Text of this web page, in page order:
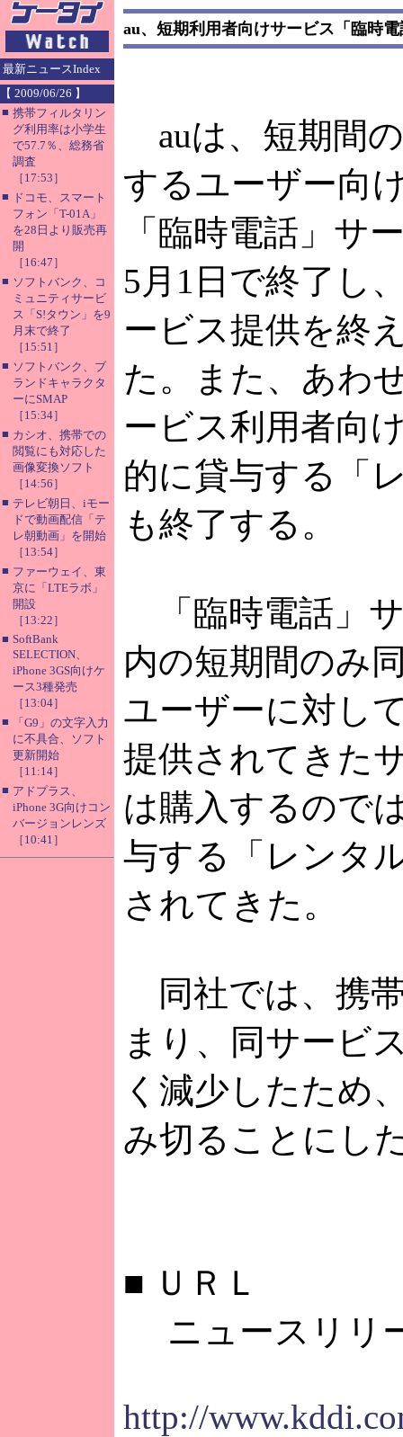
最新ニュースIndex
【 2009/06/26 】
■ 携帯フィルタリン
グ利用率は小学生
で57.7％、総務省
調査
［17:53］
■ ドコモ、スマート
フォン「T-01A」
を28日より販売再
開
［16:47］
■ ソフトバンク、コ
ミュニティサービ
ス「S!タウン」を9
月末で終了
［15:51］
■ ソフトバンク、ブ
ランドキャラクタ
ーにSMAP
［15:34］
■ カシオ、携帯での
閲覧にも対応した
画像変換ソフト
［14:56］
■ テレビ朝日、iモー
ドで動画配信「テ
レ朝動画」を開始
［13:54］
■ ファーウェイ、東
京に「LTEラボ」
開設
［13:22］
■ SoftBank
SELECTION、
iPhone 3GS向けケ
ース3種発売
［13:04］
■
「G9」の文字入力
に不具合、ソフト
更新開始
［11:14］
■ アドプラス、
iPhone 3G向けコン
バージョンレンズ
［10:41］
au、短期利用者向けサービス「臨時
auは、短期間
するユーザー向
「臨時電話」サ
5月1日で終了し
ービス提供を終
た。また、あわ
ービス利用者向
的に貸与する「
も終了する。
「臨時電話」
内の短期間のみ
ユーザーに対し
提供されてきた
は購入するので
与する「レンタ
されてきた。
同社では、携
まり、同サービ
く減少したため
み切ることにし
■ ＵＲＬ
ニュースリリ
http://